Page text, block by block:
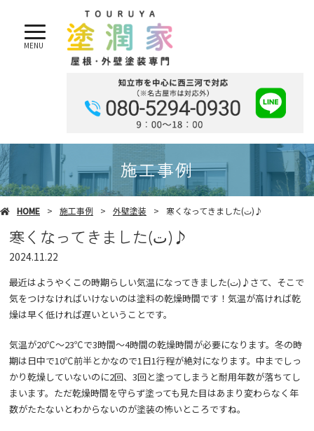
MENU
施工事例
HOME 施工事例 外壁塗装 寒くなってきました(ت)♪
寒くなってきました(ت)♪
2024.11.22
最近はようやくこの時期らしい気温になってきました(ت)♪さて、そこで
気をつけなければいけないのは塗料の乾燥時間です！気温が高ければ乾
燥は早く低ければ遅いということです。
気温が20℃〜23℃で3時間〜4時間の乾燥時間が必要になります。冬の時
期は日中で10℃前半とかなので1日1行程が絶対になります。中までしっ
かり乾燥していないのに2回、3回と塗ってしまうと耐用年数が落ちてし
まいます。ただ乾燥時間を守らず塗っても見た目はあまり変わらなく年
数がたたないとわからないのが塗装の怖いところですね。